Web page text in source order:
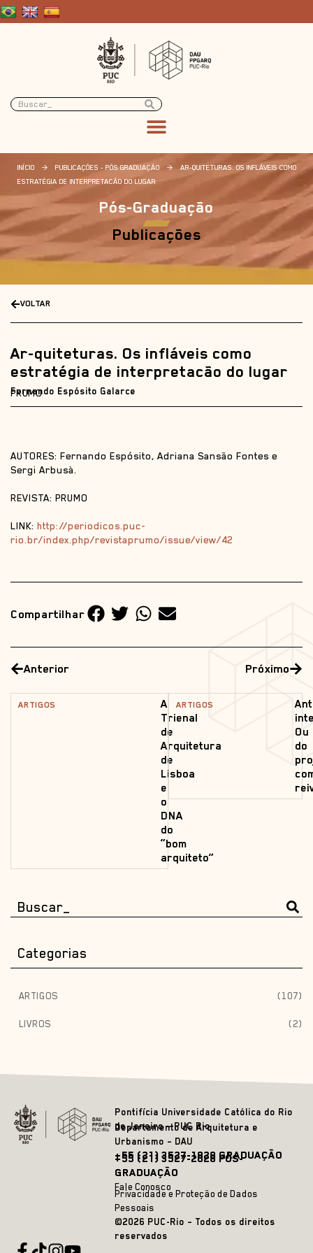
INÍCIO > PUBLICAÇÕES - PÓS GRADUAÇÃO >
AR-QUITETURAS. OS INFLÁVEIS COMO
ESTRATÉGIA DE INTERPRETACÃO DO LUGAR
Pós-Graduação
Publicações
VOLTAR
Ar-quiteturas. Os infláveis como
estratégia de interpretacão do lugar
PRUMO
Fernando Espósito Galarce
AUTORES: Fernando Espósito, Adriana Sansão Fontes e
Sergi Arbusà.
REVISTA: PRUMO
LINK: http://periodicos.puc-
rio.br/index.php/revistaprumo/issue/view/42
Compartilhar
Anterior
ARTIGOS
A
Trienal
de
Arquitetura
de
Lisboa
e
o
DNA
do
“bom
arquiteto”
Próximo
ARTIGOS
Ou
do
Categorias
ARTIGOS (107)
LIVROS (2)
Pontifícia Universidade Católica do Rio
de Janeiro – PUC Rio
Departamento de Arquitetura e
Urbanismo – DAU
+55 (21) 3527-1828 GRADUAÇÃO
+55 (21) 3527-2628 PÓS-
GRADUAÇÃO
Fale Conosco
Privacidade e Proteção de Dados
Pessoais
©2026 PUC-Rio – Todos os direitos
reservados